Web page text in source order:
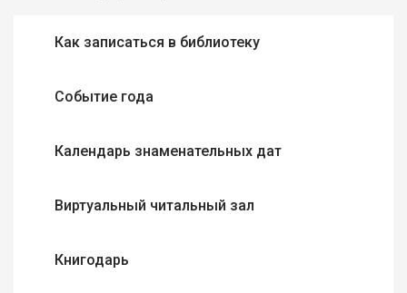
Как записаться в библиотеку
Событие года
Календарь знаменательных дат
Виртуальный читальный зал
Книгодарь